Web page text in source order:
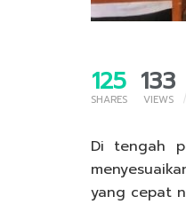
125
SHARES
133
VIEWS
Di tengah
yang cepat